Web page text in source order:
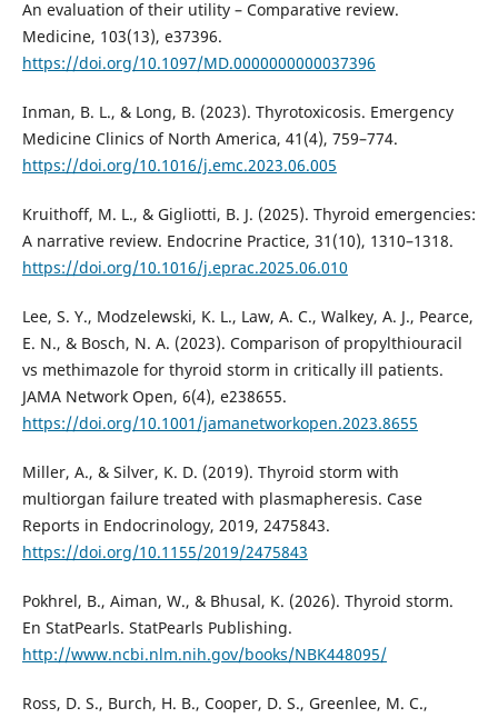
An evaluation of their utility – Comparative review.
Medicine, 103(13), e37396.
https://doi.org/10.1097/MD.0000000000037396
Inman, B. L., & Long, B. (2023). Thyrotoxicosis. Emergency
Medicine Clinics of North America, 41(4), 759–774.
https://doi.org/10.1016/j.emc.2023.06.005
Kruithoff, M. L., & Gigliotti, B. J. (2025). Thyroid emergencies:
A narrative review. Endocrine Practice, 31(10), 1310–1318.
https://doi.org/10.1016/j.eprac.2025.06.010
Lee, S. Y., Modzelewski, K. L., Law, A. C., Walkey, A. J., Pearce,
E. N., & Bosch, N. A. (2023). Comparison of propylthiouracil
vs methimazole for thyroid storm in critically ill patients.
JAMA Network Open, 6(4), e238655.
https://doi.org/10.1001/jamanetworkopen.2023.8655
Miller, A., & Silver, K. D. (2019). Thyroid storm with
multiorgan failure treated with plasmapheresis. Case
Reports in Endocrinology, 2019, 2475843.
https://doi.org/10.1155/2019/2475843
Pokhrel, B., Aiman, W., & Bhusal, K. (2026). Thyroid storm.
En StatPearls. StatPearls Publishing.
http://www.ncbi.nlm.nih.gov/books/NBK448095/
Ross, D. S., Burch, H. B., Cooper, D. S., Greenlee, M. C.,